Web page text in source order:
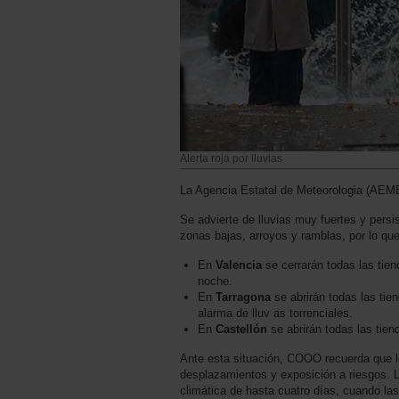
Alerta roja por lluvias
La Agencia Estatal de Meteorologia
Se advierte de lluvias muy fuertes y
zonas bajas, arroyos y ramblas, por lo
En Valencia se cerrarán todas las
noche.
En Tarragona se abrirán todas las
alarma de lluv as torrenciales.
En Castellón se abrirán todas las
Ante esta situación, COOO recuerda
desplazamientos y exposición a riesgos.
climática de hasta cuatro días, cuando